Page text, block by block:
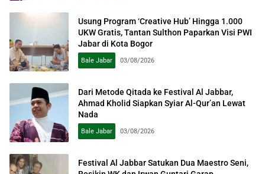
Usung Program ‘Creative Hub’ Hingga 1.000
UKW Gratis, Tantan Sulthon Paparkan Visi PWI
Jabar di Kota Bogor
Bale Jabar 03/08/2026
Dari Metode Qitada ke Festival Al Jabbar,
Ahmad Kholid Siapkan Syiar Al-Qur’an Lewat
Nada
Bale Jabar 03/08/2026
Festival Al Jabbar Satukan Dua Maestro Seni,